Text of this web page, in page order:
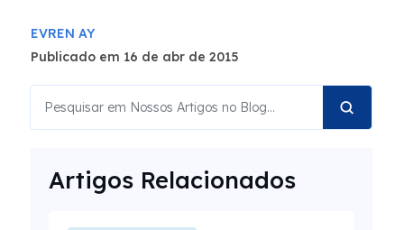
EVREN AY
Publicado em 16 de abr de 2015
Artigos Relacionados